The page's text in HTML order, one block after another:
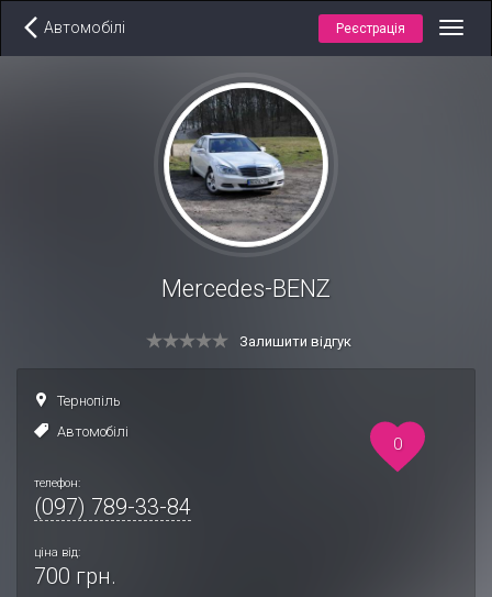
Автомобілі Реєстрація
Mercedes-BENZ
Залишити відгук
Тернопіль
Автомобілі
телефон:
(097) 789-33-84
ціна від:
700 грн.
0